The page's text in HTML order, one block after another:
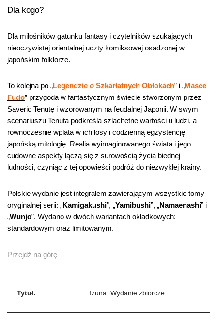
Dla kogo?
Dla miłośników gatunku fantasy i czytelników szukających
nieoczywistej orientalnej uczty komiksowej osadzonej w
japońskim folklorze.
To kolejna po „Legendzie o Szkarłatnych Obłokach” i „Masce
Fudo” przygoda w fantastycznym świecie stworzonym przez
Saverio Tenutę i wzorowanym na feudalnej Japonii. W swym
scenariuszu Tenuta podkreśla szlachetne wartości u ludzi, a
równocześnie wplata w ich losy i codzienną egzystencję
japońską mitologię. Realia wyimaginowanego świata i jego
cudowne aspekty łączą się z surowością życia biednej
ludności, czyniąc z tej opowieści podróż do niezwykłej krainy.
Polskie wydanie jest integralem zawierającym wszystkie tomy
oryginalnej serii: „Kamigakushi”, „Yamibushi”, „Namaenashi” i
„Wunjo”. Wydano w dwóch wariantach okładkowych:
standardowym oraz limitowanym.
Przejdź na górę
Tytuł: Izuna. Wydanie zbiorcze